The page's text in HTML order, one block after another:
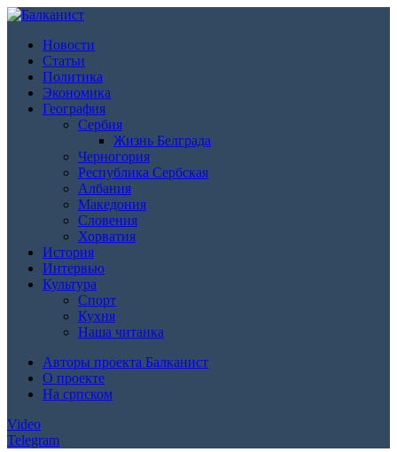
Новости
Статьи
Политика
Экономика
География
Сербия
Жизнь Белграда
Черногория
Республика Сербская
Албания
Македония
Словения
Хорватия
История
Интервью
Культура
Спорт
Кухня
Наша читанка
Авторы проекта Балканист
О проекте
На српском
Video
Telegram